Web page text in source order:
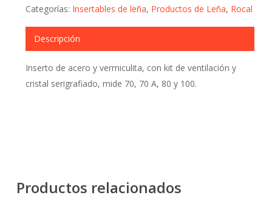
Categorías: Insertables de leña, Productos de Leña, Rocal
Descripción
Inserto de acero y vermiculita, con kit de ventilación y
cristal serigrafiado, mide 70, 70 A, 80 y 100.
Productos relacionados